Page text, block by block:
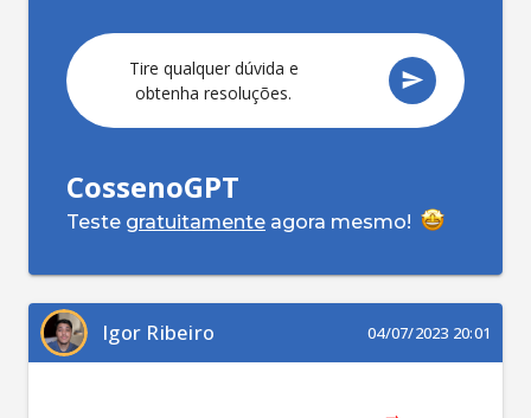
T
CossenoGPT
Teste gratuitamente agora mesmo!
Igor Ribeiro 04/07/2023 20:01